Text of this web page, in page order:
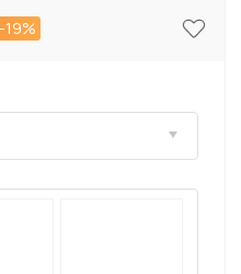
-19%